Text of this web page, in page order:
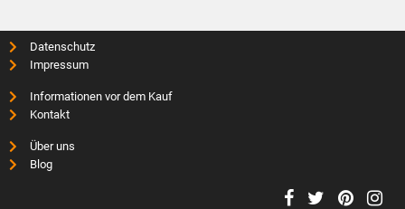
Datenschutz
Impressum
Informationen vor dem Kauf
Kontakt
Über uns
Blog